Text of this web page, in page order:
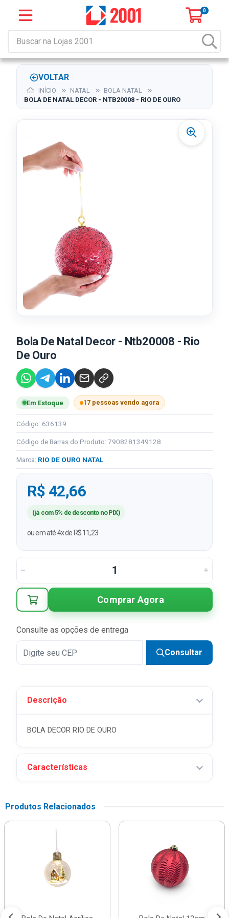
0
VOLTAR
INÍCIO NATAL
BOLA NATAL
BOLA DE NATAL DECOR - NTB20008 - RIO DE OURO
Bola De Natal Decor - Ntb20008 - Rio
De Ouro
Em Estoque 17 pessoas vendo agora
Código: 636139
Código de Barras do Produto: 7908281349128
Marca: RIO DE OURO NATAL
R$ 42,66
(já com 5% de desconto no PIX)
ou em até 4x de R$ 11,23
Comprar Agora
Consulte as opções de entrega
Consultar
Descrição
BOLA DECOR RIO DE OURO
Características
Produtos Relacionados